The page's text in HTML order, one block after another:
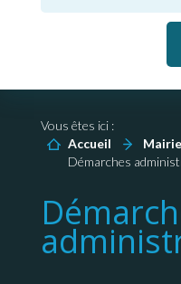
Vous êtes ici :
Accueil
Mairie
Démarches